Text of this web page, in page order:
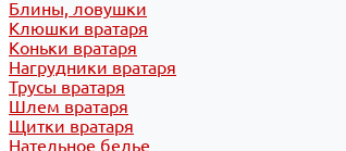
Блины, ловушки
Клюшки вратаря
Коньки вратаря
Нагрудники вратаря
Трусы вратаря
Шлем вратаря
Щитки вратаря
Нательное белье